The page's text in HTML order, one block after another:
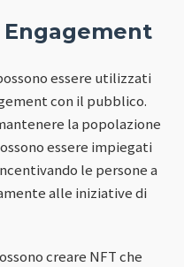
essere utilizzati
con il pubblico.
la popolazione
essere impiegati
le persone a
alle iniziative di
creare NFT che